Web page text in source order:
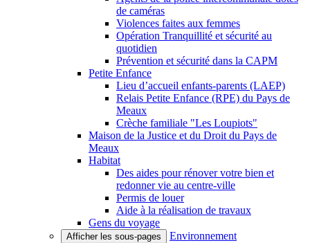
de caméras
Violences faites aux femmes
Opération Tranquillité et sécurité au
quotidien
Prévention et sécurité dans la CAPM
Petite Enfance
Lieu d’accueil enfants-parents (LAEP)
Relais Petite Enfance (RPE) du Pays de
Meaux
Crèche familiale "Les Loupiots"
Maison de la Justice et du Droit du Pays de
Meaux
Habitat
Des aides pour rénover votre bien et
redonner vie au centre-ville
Permis de louer
Aide à la réalisation de travaux
Gens du voyage
Afficher les sous-pages
Environnement